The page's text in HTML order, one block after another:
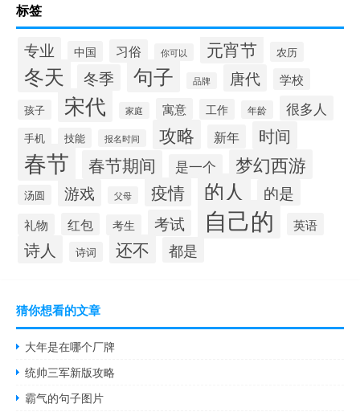
标签
专业 中国 习俗 你可以 元宵节 农历
冬天 冬季 句子 品牌 唐代 学校
孩子 宋代 家庭 寓意 工作 年龄 很多人
手机 技能 报名时间 攻略 新年 时间
春节 春节期间 是一个 梦幻西游
汤圆 游戏 父母 疫情 的人 的是
礼物 红包 考生 考试 自己的 英语
诗人 诗词 还不 都是
猜你想看的文章
大年是在哪个厂牌
统帅三军新版攻略
霸气的句子图片